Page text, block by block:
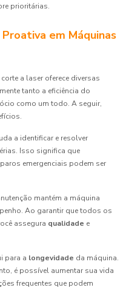
prioritárias.
em Máquinas
a laser oferece diversas
tanto a eficiência do
como um todo. A seguir,
a identificar e resolver
Isso significa que
emergenciais podem ser
mantém a máquina
Ao garantir que todos os
assegura qualidade e
para a longevidade da máquina.
é possível aumentar sua vida
frequentes que podem